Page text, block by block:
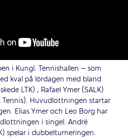
i Kungl. Tennishallen – som
kval på lördagen med bland
LTK) , Rafael Ymer (SALK)
Tennis). Huvudlottningen startar
Elias Ymer och Leo Borg har
i singel. André
spelar i dubbelturneringen.